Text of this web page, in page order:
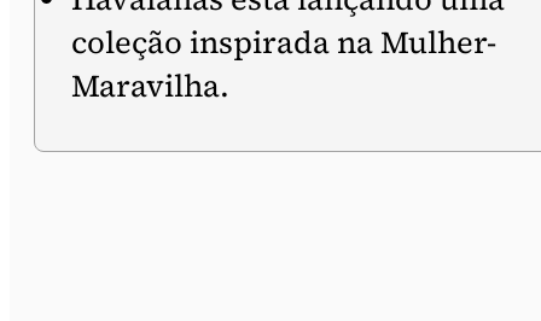
coleção inspirada na Mulher-
Maravilha.